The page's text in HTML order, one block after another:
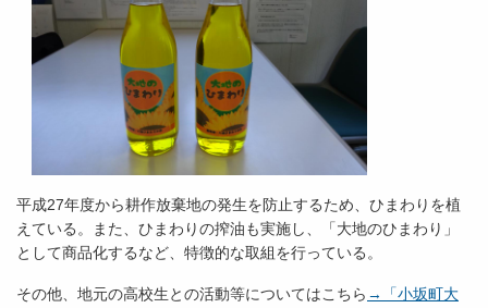
平成27年度から耕作放棄地の発生を防止するため、ひまわりを植
えている。また、ひまわりの搾油も実施し、「大地のひまわり」
として商品化するなど、特徴的な取組を行っている。
その他、地元の高校生との活動等についてはこちら →「小坂町大